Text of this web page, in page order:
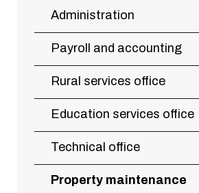
Administration
Payroll and accounting
Rural services office
Education services office
Technical office
Property maintenance